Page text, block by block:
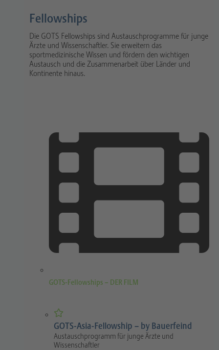
Fellowships
Die GOTS Fellowships sind Austauschprogramme für junge
Ärzte und Wissenschaftler. Sie erweitern das
sportmedizinische Wissen und fördern den wichtigen
Austausch und die Zusammenarbeit über Länder und
Kontinente hinaus.
GOTS-Fellowships – DER FILM
GOTS-Asia-Fellowship – by Bauerfeind
Austauschprogramm für junge Ärzte und
Wissenschaftler